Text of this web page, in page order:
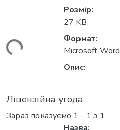
Розмір:
27 KB
Формат:
Microsoft Word
Опис:
Ліцензійна угода
Зараз показуємо 1 - 1 з 1